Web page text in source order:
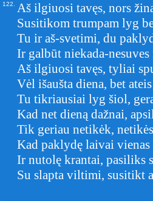
122. Aš ilgiuosi tavęs, nors
Susitikom trumpam lyg
Tu ir aš-svetimi, du
Ir galbūt niekada-
Aš ilgiuosi tavęs, tyliai
Vėl išaušta diena, bet
Tu tikriausiai lyg šiol,
Kad net dieną dažnai,
Tik geriau netikėk,
Kad paklydę laivai vienas
Ir nutolę krantai, pasiliks
Su slapta viltimi, susitikt